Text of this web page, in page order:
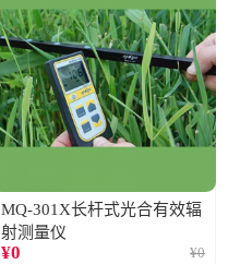
MQ-301X长杆式光合有效辐
射测量仪
¥0 ¥0